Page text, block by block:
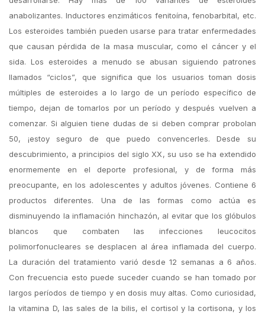
anabolizantes. Inductores enzimáticos fenitoína, fenobarbital, etc.
Los esteroides también pueden usarse para tratar enfermedades
que causan pérdida de la masa muscular, como el cáncer y el
sida. Los esteroides a menudo se abusan siguiendo patrones
llamados “ciclos”, que significa que los usuarios toman dosis
múltiples de esteroides a lo largo de un período específico de
tiempo, dejan de tomarlos por un período y después vuelven a
comenzar. Si alguien tiene dudas de si deben comprar probolan
50, ¡estoy seguro de que puedo convencerles. Desde su
descubrimiento, a principios del siglo XX, su uso se ha extendido
enormemente en el deporte profesional, y de forma más
preocupante, en los adolescentes y adultos jóvenes. Contiene 6
productos diferentes. Una de las formas como actúa es
disminuyendo la inflamación hinchazón, al evitar que los glóbulos
blancos que combaten las infecciones leucocitos
polimorfonucleares se desplacen al área inflamada del cuerpo.
La duración del tratamiento varió desde 12 semanas a 6 años.
Con frecuencia esto puede suceder cuando se han tomado por
largos períodos de tiempo y en dosis muy altas. Como curiosidad,
la vitamina D, las sales de la bilis, el cortisol y la cortisona, y los